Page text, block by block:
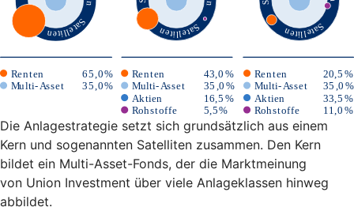
Die Anlagestrategie setzt sich grundsätzlich aus einem
Kern und sogenannten Satelliten zusammen. Den Kern
bildet ein Multi-Asset-Fonds, der die Marktmeinung
von Union Investment über viele Anlageklassen hinweg
abbildet.